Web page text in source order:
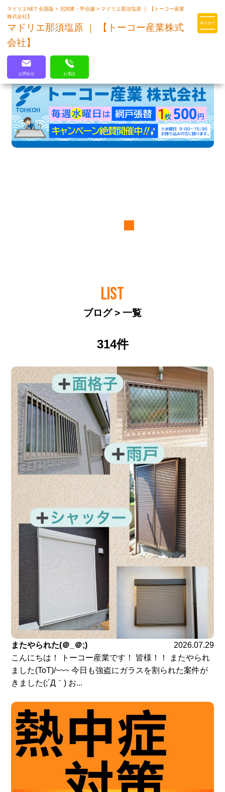
マドリエはLIXILの厳しい基準を
マドリエNET 全国版>北関東・甲信越>マドリエ那須塩原 ｜ 【トーコー産業
株式会社】
マドリエ那須塩原 ｜ 【トーコー産業株式
会社】
お問合せ お電話
LIST
ブログ > 一覧
314件
またやられた(＠_＠;)
2026.07.29
こんにちは！ トーコー産業です！ 皆様！！ またやられ
ました(ToT)/~~~ 今日も強盗にガラスを割られた案件が
きました(;´Д｀) お...